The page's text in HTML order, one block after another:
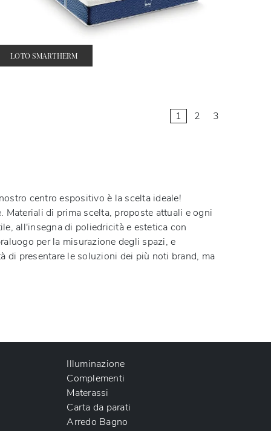
LOTO SMARTHERM
1 2 3
centro espositivo è la scelta ideale!
di prima scelta, proposte attuali e ogni
all'insegna di poliedricità e estetica con
per la misurazione degli spazi, e
di presentare le soluzioni dei più noti brand, ma
Illuminazione
Complementi
Materassi
Carta da parati
Arredo Bagno